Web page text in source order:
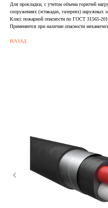
Для прокладки, с учетом объема горючей
сооружениях (эстакадах, галереях) наружных
Класс пожарной опасности по ГОСТ 31565-
Применяется при наличии опасности
НАЗАД